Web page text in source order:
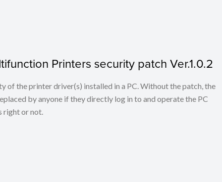
Printers security patch Ver.1.0.2
of the printer driver(s) installed in a PC. Without the patch, the
by anyone if they directly log in to and operate the PC
right or not.